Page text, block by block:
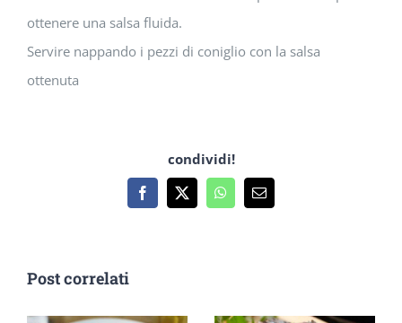
ottenere una salsa fluida.
Servire nappando i pezzi di coniglio con la salsa
ottenuta
condividi!
Facebook
X WhatsApp
Email
Post correlati